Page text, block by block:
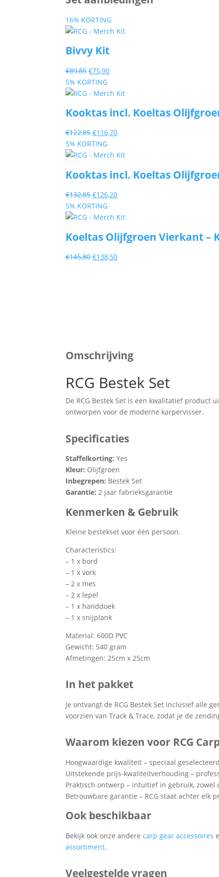
16% KORTING
Bivvy Kit
€89,85Oorspronkelijke
prijs
was:
€75,90Huidige
is:
5% KORTING
Kooktas incl. Koeltas
€122,85Oorspronkelijke
prijs
was:
€116,70Huidige
is:
5% KORTING
Kooktas incl. Koeltas
€132,85Oorspronkelijke
prijs
was:
€126,20Huidige
is:
5% KORTING
Koeltas Olijfgroen Vierkant –
€145,80Oorspronkelijke
€138,50Huidige
Omschrijving
RCG Bestek Set
De RCG Bestek Set is een kwalitatief product
ontworpen voor de moderne karpervisser.
Specificaties
Staffelkorting: Yes
Kleur: Olijfgroen
Inbegrepen: Bestek Set
Garantie: 2 jaar fabrieksgarantie
Kenmerken & Gebruik
Kleine bestekset voor één persoon.
Characteristics:
– 1 x bord
– 1 x vork
– 2 x mes
– 2 x lepel
– 1 x handdoek
– 1 x snijplank
Material: 600D PVC
Gewicht: 540 gram
Afmetingen: 25cm x 25cm
In het pakket
Je ontvangt de RCG Bestek Set inclusief alle
voorzien van Track & Trace, zodat je de
Waarom kiezen voor RCG
Hoogwaardige kwaliteit – speciaal
Uitstekende prijs-kwaliteitverhouding –
Praktisch ontwerp – intuïtief in gebruik, zowel
Betrouwbare garantie – RCG staat achter elk
Ook beschikbaar
Bekijk ook onze anderecarp gear accessoires
assortiment.
Veelgestelde vragen